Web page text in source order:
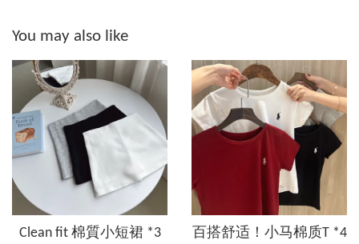
You may also like
Clean fit 棉質小短裙 *3
百搭舒适！小马棉质T *4